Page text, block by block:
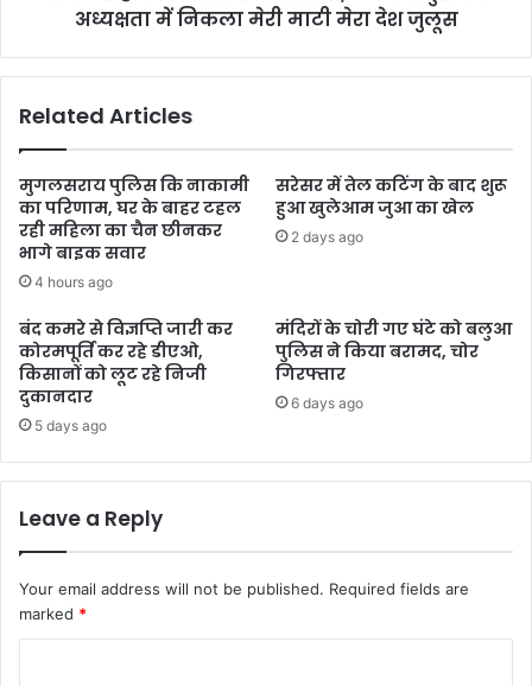
अध्यक्षता में निकला मेरी माटी मेरा देश जुलूस
Related Articles
मुगलसराय पुलिस कि नाकामी
का परिणाम, घर के बाहर टहल
रही महिला का चैन छीनकर
भागे बाइक सवार
4 hours ago
सरेसर में तेल कटिंग के बाद शुरू
हुआ खुलेआम जुआ का खेल
2 days ago
बंद कमरे से विज्ञप्ति जारी कर
कोरमपूर्ति कर रहे डीएओ,
किसानों को लूट रहे निजी
दुकानदार
5 days ago
मंदिरों के चोरी गए घंटे को बलुआ
पुलिस ने किया बरामद, चोर
गिरफ्तार
6 days ago
Leave a Reply
Your email address will not be published. Required fields are
marked *